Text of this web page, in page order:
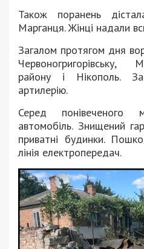
Також поранень
Марганця. Жінці надали
Загалом протягом дня
Червоногригорівську,
району і Нікополь.
артилерію.
Серед понівеченого
автомобіль. Знищений
приватні будинки.
лінія електропередач.